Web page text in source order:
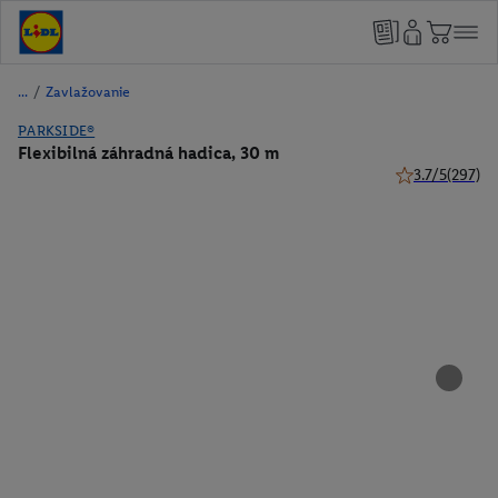
/ Zavlažovanie
PARKSIDE®
Flexibilná záhradná hadica, 30 m
3.7/5(297)